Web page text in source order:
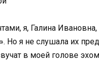
я, Галина
Но я не слушала их
в моей голове